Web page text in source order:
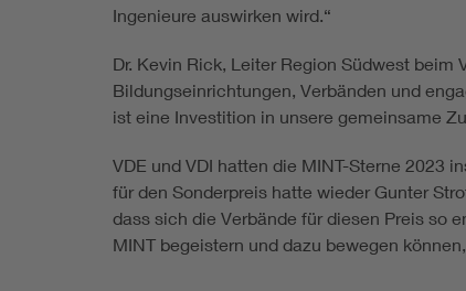
Ingenieure auswirken wird.“
Dr. Kevin Rick, Leiter Region Südwest
Bildungseinrichtungen, Verbänden und
ist eine Investition in unsere gemeinsame
VDE und VDI hatten die MINT-Sterne 2023
für den Sonderpreis hatte wieder Gunter
dass sich die Verbände für diesen Preis so
MINT begeistern und dazu bewegen